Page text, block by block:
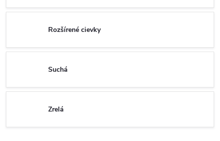
Rozšírené cievky
Suchá
Zrelá